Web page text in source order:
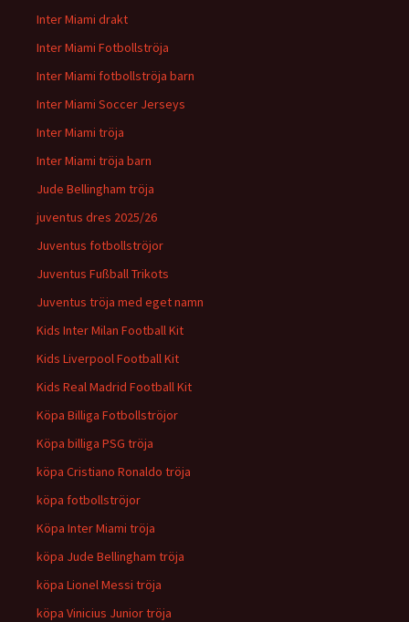
Inter Miami drakt
Inter Miami Fotbollströja
Inter Miami fotbollströja barn
Inter Miami Soccer Jerseys
Inter Miami tröja
Inter Miami tröja barn
Jude Bellingham tröja
juventus dres 2025/26
Juventus fotbollströjor
Juventus Fußball Trikots
Juventus tröja med eget namn
Kids Inter Milan Football Kit
Kids Liverpool Football Kit
Kids Real Madrid Football Kit
Köpa Billiga Fotbollströjor
Köpa billiga PSG tröja
köpa Cristiano Ronaldo tröja
köpa fotbollströjor
Köpa Inter Miami tröja
köpa Jude Bellingham tröja
köpa Lionel Messi tröja
köpa Vinicius Junior tröja